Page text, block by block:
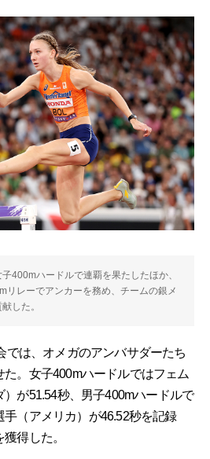
400mハードルで連覇を果たしたほか、
リレーでアンカーを務め、チームの銀メ
した。
は、オメガのアンバサダーたち
。女子400mハードルではフェム
が51.54秒、男子400mハードルで
（アメリカ）が46.52秒を記録
得した。